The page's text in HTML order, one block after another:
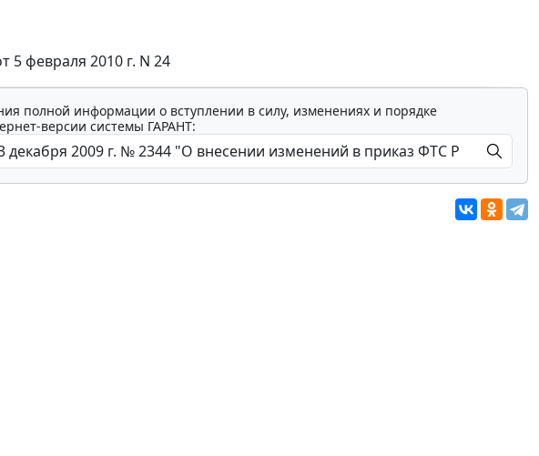
5 февраля 2010 г. N 24
полной информации о вступлении в силу, изменениях и порядке
версии системы ГАРАНТ: